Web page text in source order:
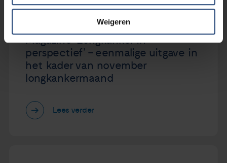
Weigeren
Magazine ‘Longkanker in
perspectief’ – eenmalige uitgave in
het kader van november
longkankermaand
Lees verder